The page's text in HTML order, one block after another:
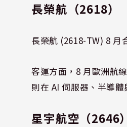
長榮航（2618）
長榮航 (2618-TW) 8 月
客運方面，8 月歐洲航
則在 AI 伺服器、半導
星宇航空（2646）